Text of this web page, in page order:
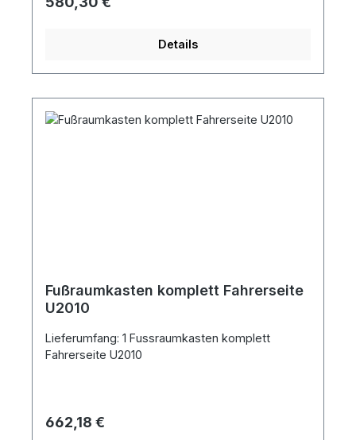
Details
Fußraumkasten komplett Fahrerseite
U2010
Lieferumfang: 1 Fussraumkasten komplett
Fahrerseite U2010
Regulärer Preis:
662,18 €